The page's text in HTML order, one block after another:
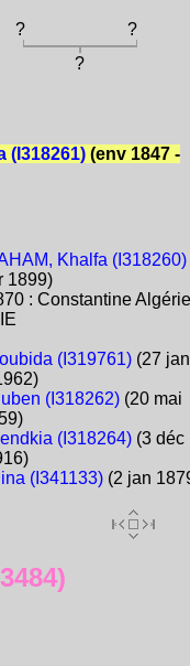
?
?
?
(I318261)(env 1847 -
Khalfa (I318260)
1899)
: Constantine Algérie
(I319761)(27 jan
(I318262)(20 mai
(I318264)(3 déc
(I341133)(2 jan